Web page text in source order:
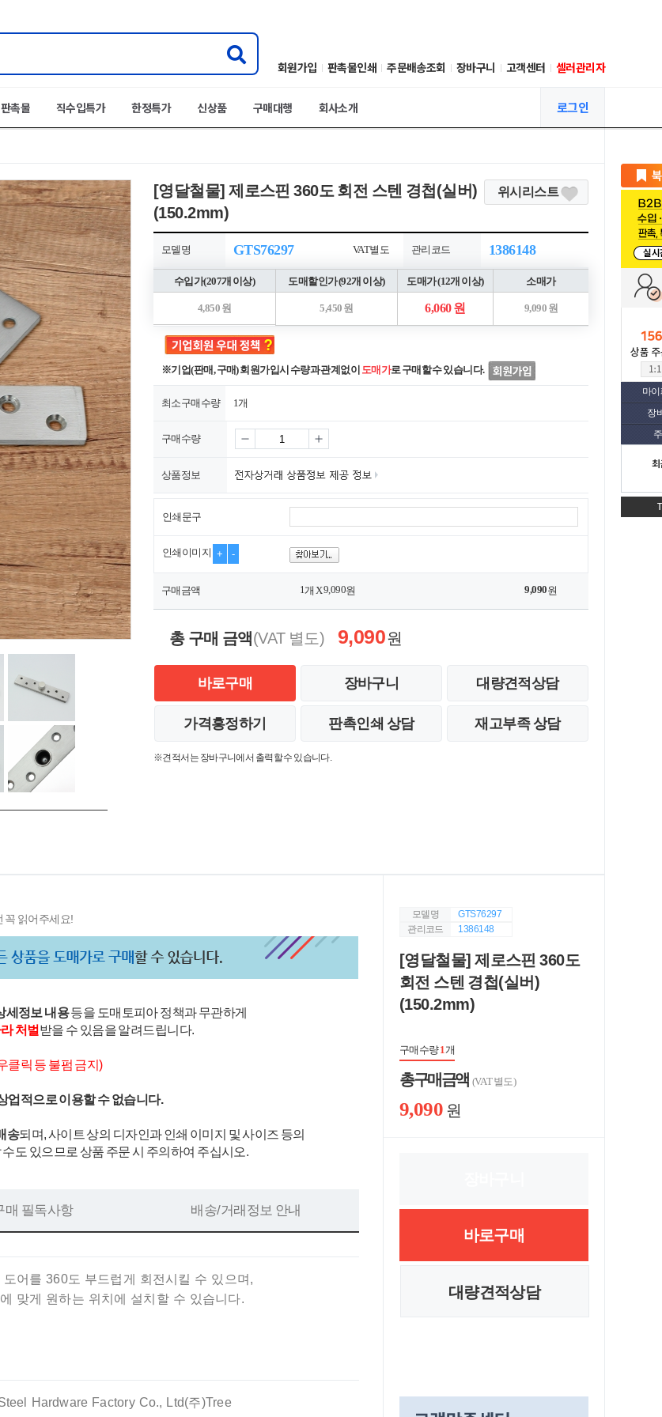
회원가입 판촉물인쇄 주문배송조회 장바구니 고객센터 셀러관리자
판촉물 직수입특가 한정특가 신상품 구매대행 회사소개 로그인
마
장
[영달철물] 제로스핀 360도 회전 스텐 경첩(실버)
(150.2mm)
위시리스트
모델명 GTS76297 VAT별도 관리코드 1386148
수입가(207개 이상) 도매할인가 (92개 이상) 도매가 (12개 이상) 소매가
4,850 원 5,450 원 6,060 원 9,090 원
※기업(판매, 구매) 회원가입시 수량과 관계없이 도매가로 구매할 수 있습니다.
최소구매수량 1개
구매수량
상품정보
인쇄문구
인쇄이미지 + -
구매금액 1개 X9,090원 9,090원
총 구매 금액(VAT 별도) 9,090원
바로구매 장바구니 대량견적상담
가격흥정하기 판촉인쇄 상담 재고부족 상담
※견적서는 장바구니에서 출력할 수 있습니다.
꼭 읽어주세요!
세정보 내용등을 도매토피아 정책과 무관하게
처벌 받을 수 있음을 알려드립니다.
클릭 등 불펌 금지)
업적으로 이용할 수 없습니다.
송되며, 사이트 상의 디자인과 인쇄 이미지 및 사이즈 등의
수도 있으므로 상품 주문 시 주의하여 주십시오.
매 필독사항 배송/거래정보 안내
어를 360도 부드럽게 회전시킬 수 있으며,
맞게 원하는 위치에 설치할 수 있습니다.
Hardware Factory Co., Ltd(주)Tree
모델명
GTS76297
관리코드
1386148
[영달철물] 제로스핀 360도
회전 스텐 경첩(실버)
(150.2mm)
구매수량1개
총 구매 금액 (VAT 별도)
9,090 원
바로구매
대량견적상담